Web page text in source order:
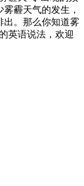
霾天气的发生，
出。那么你知道雾
英语说法，欢迎